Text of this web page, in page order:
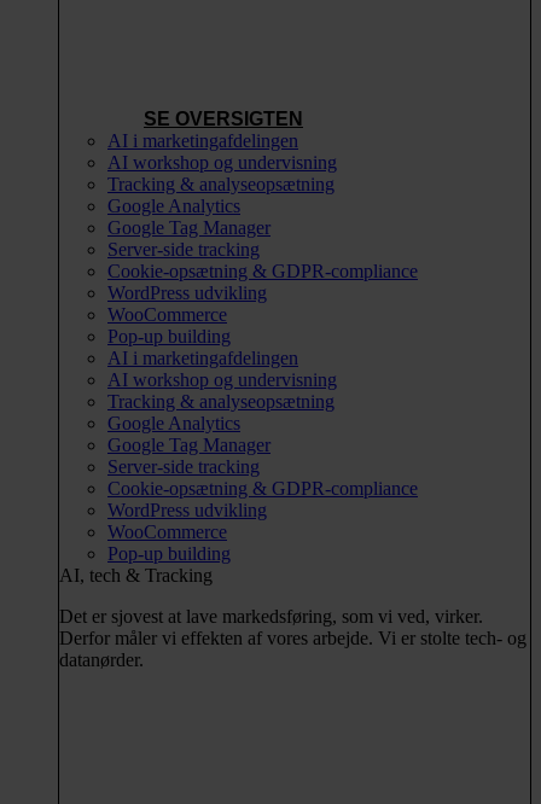
SE OVERSIGTEN
AI i marketingafdelingen
AI workshop og undervisning
Tracking & analyseopsætning
Google Analytics
Google Tag Manager
Server-side tracking
Cookie-opsætning & GDPR-compliance
WordPress udvikling
WooCommerce
Pop-up building
AI i marketingafdelingen
AI workshop og undervisning
Tracking & analyseopsætning
Google Analytics
Google Tag Manager
Server-side tracking
Cookie-opsætning & GDPR-compliance
WordPress udvikling
WooCommerce
Pop-up building
AI, tech & Tracking
Det er sjovest at lave markedsføring, som vi ved, virker.
Derfor måler vi effekten af vores arbejde. Vi er stolte tech- og
datanørder.